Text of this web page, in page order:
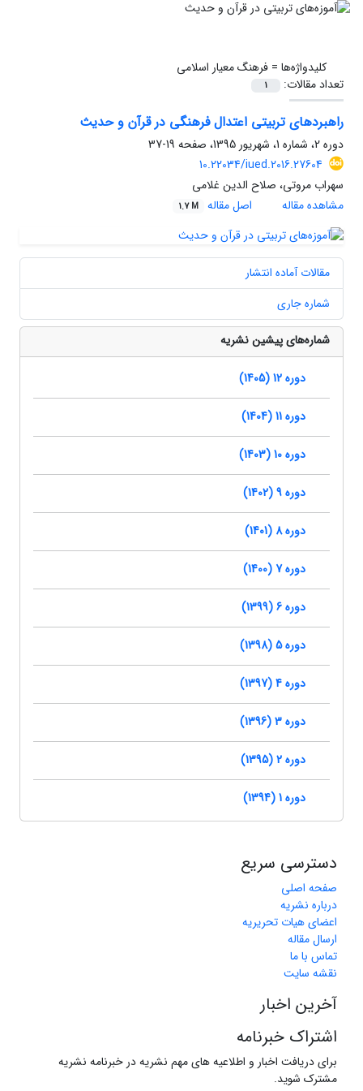
کلیدواژه‌ها =فرهنگ معیار اسلامی
تعداد مقالات:
1
راهبردهای تربیتی اعتدال فرهنگی در قرآن و حدیث
دوره 2، شماره 1، شهریور 1395، صفحه
19-37
10.22034/iued.2016.27604
سهراب مروتی، صلاح الدین غلامی
مشاهده مقاله
اصل مقاله 1.7 M
مقالات آماده انتشار
شماره جاری
شماره‌های پیشین نشریه
دوره 12 (1405)
دوره 11 (1404)
دوره 10 (1403)
دوره 9 (1402)
دوره 8 (1401)
دوره 7 (1400)
دوره 6 (1399)
دوره 5 (1398)
دوره 4 (1397)
دوره 3 (1396)
دوره 2 (1395)
دوره 1 (1394)
دسترسی سریع
صفحه اصلی
درباره نشریه
اعضای هیات تحریریه
ارسال مقاله
تماس با ما
نقشه سایت
آخرین اخبار
اشتراک خبرنامه
برای دریافت اخبار و اطلاعیه های مهم نشریه در خبرنامه نشریه
مشترک شوید.